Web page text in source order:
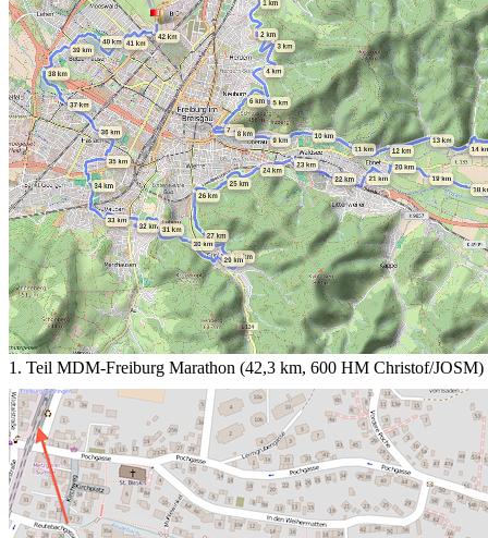
1. Teil MDM-Freiburg Marathon (42,3 km, 600 HM Christof/